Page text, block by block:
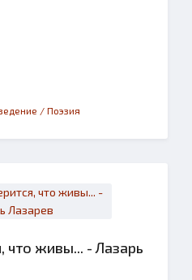
/ Поэзия
живы... - Лазарь